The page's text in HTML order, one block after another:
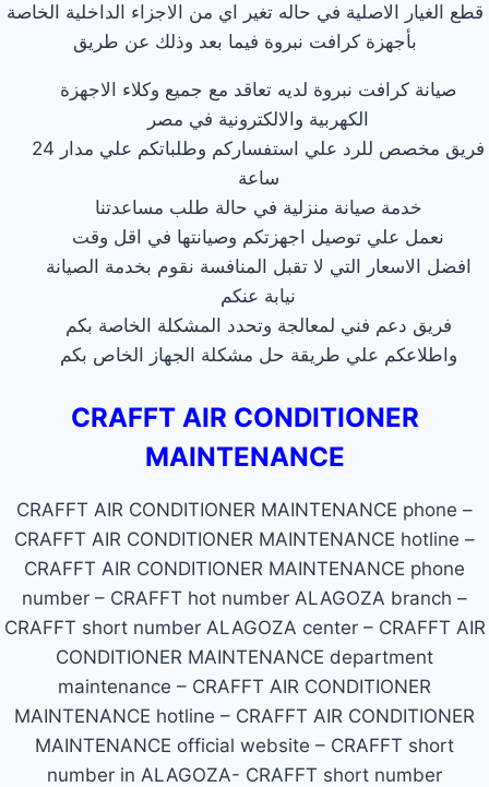
قطع الغيار الاصلية في حاله تغير اي من الاجزاء الداخلية الخاصة
بأجهزة كرافت نبروة فيما بعد وذلك عن طريق
صيانة كرافت نبروة لديه تعاقد مع جميع وكلاء الاجهزة
الكهربية والالكترونية في مصر
فريق مخصص للرد علي استفساركم وطلباتكم علي مدار 24
ساعة
خدمة صيانة منزلية في حالة طلب مساعدتنا
نعمل علي توصيل اجهزتكم وصيانتها في اقل وقت
افضل الاسعار التي لا تقبل المنافسة نقوم بخدمة الصيانة
نيابة عنكم
فريق دعم فني لمعالجة وتحدد المشكلة الخاصة بكم
واطلاعكم علي طريقة حل مشكلة الجهاز الخاص بكم
CRAFFT AIR CONDITIONER
MAINTENANCE
CRAFFT AIR CONDITIONER MAINTENANCE phone –
CRAFFT AIR CONDITIONER MAINTENANCE hotline –
CRAFFT AIR CONDITIONER MAINTENANCE phone
number – CRAFFT hot number ALAGOZA branch –
CRAFFT short number ALAGOZA center – CRAFFT AIR
CONDITIONER MAINTENANCE department
maintenance – CRAFFT AIR CONDITIONER
MAINTENANCE hotline – CRAFFT AIR CONDITIONER
MAINTENANCE official website – CRAFFT short
number in ALAGOZA- CRAFFT short number